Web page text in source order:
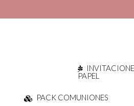
PAPEL
PACK COMUNIONES